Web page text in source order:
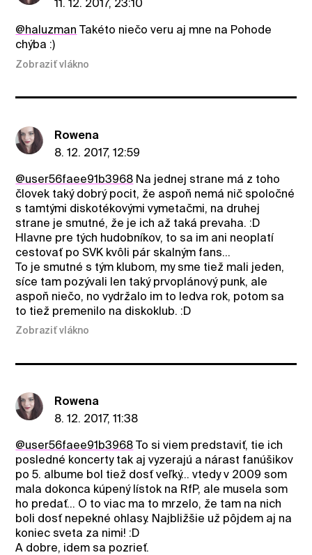
11. 12. 2017, 23:10
@haluzman Takéto niečo veru aj mne na Pohode
chýba :)
Zobraziť vlákno
Rowena
8. 12. 2017, 12:59
@user56faee91b3968 Na jednej strane má z toho
človek taký dobrý pocit, že aspoň nemá nič spoločné
s tamtými diskotékovými vymetačmi, na druhej
strane je smutné, že je ich až taká prevaha. :D
Hlavne pre tých hudobníkov, to sa im ani neoplatí
cestovať po SVK kvôli pár skalným fans...
To je smutné s tým klubom, my sme tiež mali jeden,
síce tam pozývali len taký prvoplánový punk, ale
aspoň niečo, no vydržalo im to ledva rok, potom sa
to tiež premenilo na diskoklub. :D
Zobraziť vlákno
Rowena
8. 12. 2017, 11:38
@user56faee91b3968 To si viem predstaviť, tie ich
posledné koncerty tak aj vyzerajú a nárast fanúšikov
po 5. albume bol tiež dosť veľký... vtedy v 2009 som
mala dokonca kúpený lístok na RfP, ale musela som
ho predať... O to viac ma to mrzelo, že tam na nich
boli dosť nepekné ohlasy. Najbližšie už pôjdem aj na
koniec sveta za nimi! :D
A dobre, idem sa pozrieť.